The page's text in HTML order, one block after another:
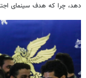
دهد، چرا که هدف سینمای